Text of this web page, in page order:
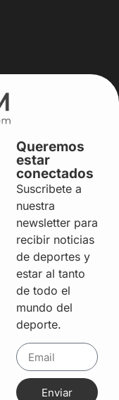
Queremos
estar
conectados
Suscribete a
nuestra
newsletter para
recibir noticias
de deportes y
estar al tanto
de todo el
mundo del
deporte.
Enviar